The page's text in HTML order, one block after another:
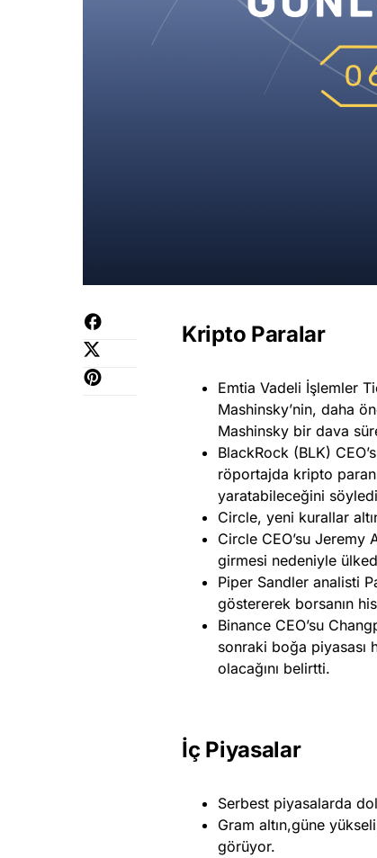
Kripto Paralar
Emtia Vadeli İşlemler
Mashinsky’nin, daha
Mashinsky bir dava
BlackRock (BLK)
röportajda kripto
yaratabileceğini
Circle, yeni kurallar
Circle CEO’su Jeremy
girmesi nedeniyle
Piper Sandler analisti
göstererek borsanın
Binance CEO’su
sonraki boğa piyasası
olacağını belirtti.
İç Piyasalar
Serbest piyasalarda
Gram altın,güne
görüyor.